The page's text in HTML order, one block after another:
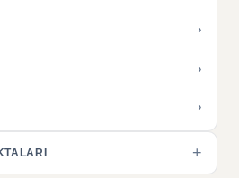
›
›
›
+